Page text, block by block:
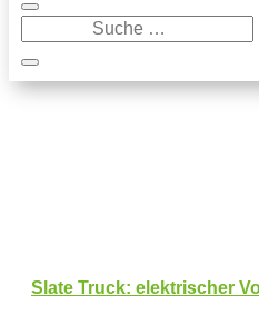
Slate Truck: elektrischer